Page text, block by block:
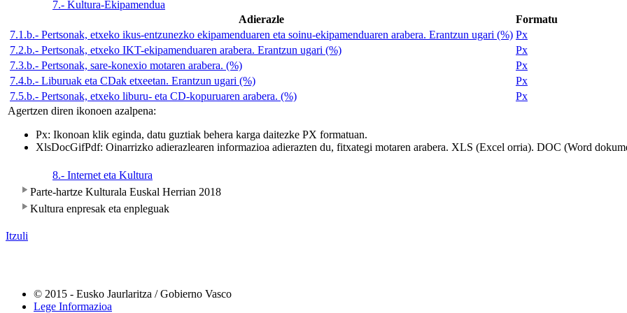
7.- Kultura-Ekipamendua
Adierazle
Formatu
7.1.b.- Pertsonak, etxeko ikus-entzunezko ekipamenduaren eta soinu-ekipamenduaren arabera. Erantzun ugari (%) Px
7.2.b.- Pertsonak, etxeko IKT-ekipamenduaren arabera. Erantzun ugari (%)
Px
7.3.b.- Pertsonak, sare-konexio motaren arabera. (%)
Px
7.4.b.- Liburuak eta CDak etxeetan. Erantzun ugari (%)
Px
7.5.b.- Pertsonak, etxeko liburu- eta CD-kopuruaren arabera. (%)
Px
Agertzen diren ikonoen azalpena:
Px: Ikonoan klik eginda, datu guztiak behera karga daitezke PX formatuan.
XlsDocGifPdf: Oinarrizko adierazlearen informazioa adierazten du, fitxategi motaren arabera. XLS (Excel orria). DOC (Word
8.- Internet eta Kultura
Parte-hartze Kulturala Euskal Herrian 2018
Kultura enpresak eta enpleguak
Itzuli
© 2015 - Eusko Jaurlaritza / Gobierno Vasco
Lege Informazioa